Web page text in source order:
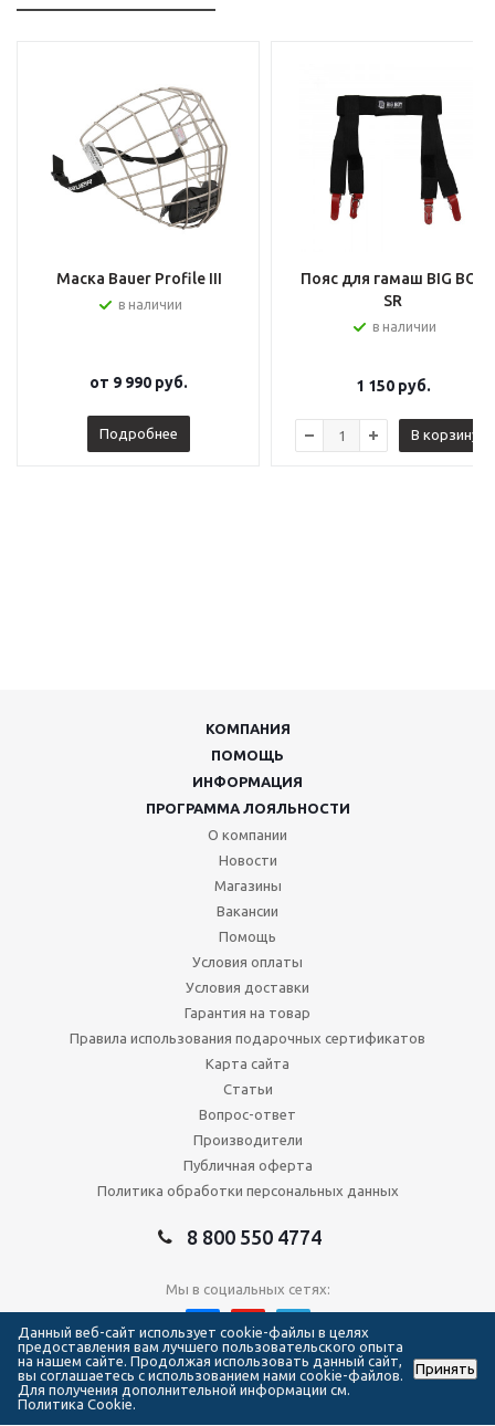
Маска Bauer Profile III
в наличии
от 9 990 руб.
Подробнее
Пояс для гамаш BIG BOY
SR
в наличии
1 150руб.
В корзину
КОМПАНИЯ
ПОМОЩЬ
ИНФОРМАЦИЯ
ПРОГРАММА ЛОЯЛЬНОСТИ
О компании
Новости
Магазины
Вакансии
Помощь
Условия оплаты
Условия доставки
Гарантия на товар
Правила использования подарочных сертификатов
Карта сайта
Статьи
Вопрос-ответ
Производители
Публичная оферта
Политика обработки персональных данных
8 800 550 4774
Мы в социальных сетях:
2026 © Сеть магазинов Forma Hockey
111
Данный веб-сайт использует cookie-файлы в целях
предоставления вам лучшего пользовательского опыта
на нашем сайте. Продолжая использовать данный сайт,
вы соглашаетесь с использованием нами cookie-файлов.
Для получения дополнительной информации см.
Политика Cookie.
Принять